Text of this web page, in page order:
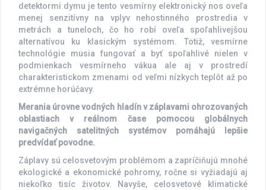
detektormi dymu je tento vesmírny elektronický nos oveľa
menej senzitívny na vplyv nehostinného prostredia v
metrách a tuneloch, čo ho robí oveľa spoľahlivejšou
alternatívou ku klasickým systémom. Totiž, vesmírne
technológie musia fungovať a byť spoľahlivé nielen v
podmienkach vesmírneho vákua ale aj v prostredí
charakteristickom zmenami od veľmi nízkych teplôt až po
extrémne horúčavy.
Merania úrovne vodných hladín v záplavami ohrozovaných
oblastiach v reálnom čase pomocou globálnych
navigačných satelitných systémov pomáhajú lepšie
predvídať povodne.
Záplavy sú celosvetovým problémom a zapríčiňujú mnohé
ekologické a ekonomické pohromy, ročne si vyžiadajú aj
niekoľko tisíc životov. Navyše, celosvetové klimatické